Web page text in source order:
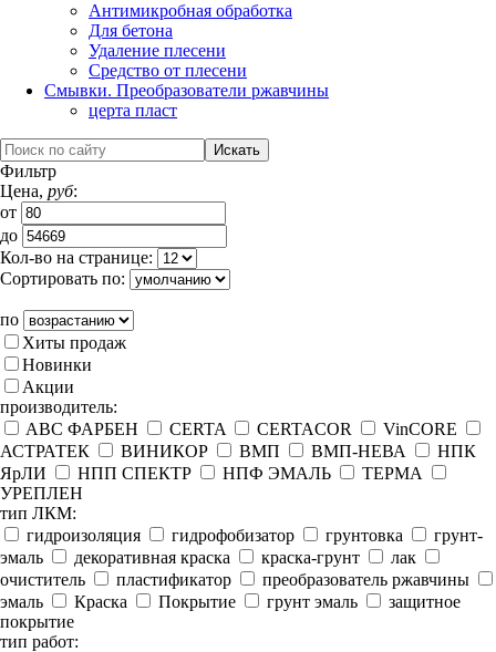
Антимикробная обработка
Для бетона
Удаление плесени
Средство от плесени
Смывки. Преобразователи ржавчины
церта пласт
Фильтр
Цена, руб:
от
до
Кол-во на странице:
Сортировать по:
по
Хиты продаж
Новинки
Акции
производитель:
ABC ФАРБЕН
CERTA CERTACOR
VinCORE
АСТРАТЕК
ВИНИКОР ВМП ВМП-НЕВА
НПК
ЯрЛИ
НПП СПЕКТР НПФ ЭМАЛЬ
ТЕРМА
УРЕПЛЕН
тип ЛКМ:
гидроизоляция
гидрофобизатор грунтовка
грунт-
эмаль
декоративная краска краска-грунт
лак
очиститель
пластификатор
преобразователь ржавчины
эмаль
Краска Покрытие грунт эмаль
защитное
покрытие
тип работ: